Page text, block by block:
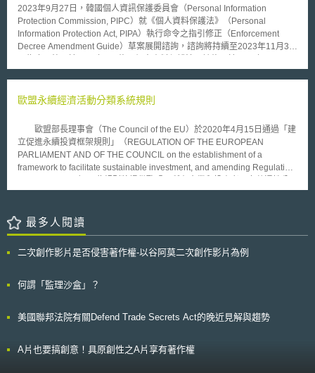
管理計畫。 2.實施病人與衛生系統工作者之安全與保護機制：包含建立個資
隱私、近用和保護病人個資的系統、實施公衛人員身分驗證之方式、決定並
揭露是否會進行錄音錄影等事項。 3.建立標準操作程序（Standard
Operating Procedures, SOP）：確定遠距醫療適用的案例與潛在責任、決
定培訓方式與支持管道、建立確定身分之流程、建立明確的同意文件、討論
是否需改變公衛人員的薪酬、建立聯網醫療器材（Connected Medical
權利：決定遠距醫療之推廣機制（Mechanisms for Outreach）、評估遠距
採購安排之中。 階段三：監測和評估（Monitoring and Evaluation, M&E）
與持續改善 1.確定監測和評估目標：定義績效評估和影響指標。 2.計畫持續
改善和適應性管理：加入日常監管和持續改善機制、降低潛在風險。 WHO
最後提醒遠距醫療是對於醫療服務的補充而非取代，並提供一個確保病人安
2023年9月27日，韓國個人資訊保護委員會（Personal Information
Protection Commission, PIPC）就《個人資料保護法》（Personal
Information Protection Act, PIPA）執行命令之指引修正（Enforcement
Decree Amendment Guide）草案展開諮詢，諮詢將持續至2023年11月30
生效，而指引修正之目的即是協助各界能夠遵循新修法後的義務，因此該指
供存取要求等內容。最終版的指引預計將於2023年12月發布。 韓國個人資
理標準等，使得公私部門中的資料處理人員和資料隱私人員必須深入瞭解此
些變化，以確保能遵守最新的法律規定。 修訂後的韓國個人資料保護法強
調實際保障資料主體的權利，並調整網路和實體業務之間不一致的資料處理
標準，藉以迎接全面的數位轉型。此次韓國個人資料保護法修正重點如下：
1.強調確保資料主體的權利，即使在緊急情況下蒐集或處理個人資料時仍須
要求處理大量個人資料的公共機構需強化保護措施，包括應分析和檢查存取
記錄、指定負責每個系統的管理員，以及通知使用公共系統未經授權存取個
人資料的事件等。 4.跨境資料傳輸條件調整為可傳輸至保護程度與韓國相當
權利更強大保護的需求。同時，考慮到此次修法的變動較大，建議各領域從
說明活動，積極提高大眾對修訂後的《PIPA》內容的理解程度，以確保韓國
歐盟永續經濟活動分類系統規則
歐盟部長理事會（The Council of the EU）於2020年4月15日通過「建
立促進永續投資框架規則」（REGULATION OF THE EUROPEAN
PARLIAMENT AND OF THE COUNCIL on the establishment of a
framework to facilitate sustainable investment, and amending Regulation
類系統（taxonomy，以下簡稱分類法），以識別哪些是被認為具有環境永
的技術和業務上，此為歐盟2050年實現氣候中和並達成《巴黎協定》2030
年目標的重要基礎，並預計可減少40％的溫室氣體排放。為此，歐盟執委會
六項歐盟環境目標，包括緩解氣候變化、適應氣候變化、水資源和海洋資源
和生態系統。另外，依照歐盟部長理事會與歐洲議會於2019年12月18日達
大損害、遵守穩健且基於科學的技術篩選標準（technical screening
長理事會通過，後續仍須經歐洲議會（The European Parliament）通過，
最多人閱讀
二次創作影片是否侵害著作權-以谷阿莫二次創作影片為例
何謂「監理沙盒」？
美國聯邦法院有關Defend Trade Secrets Act的晚近見解與趨勢
A片也要搞創意！具原創性之A片享有著作權